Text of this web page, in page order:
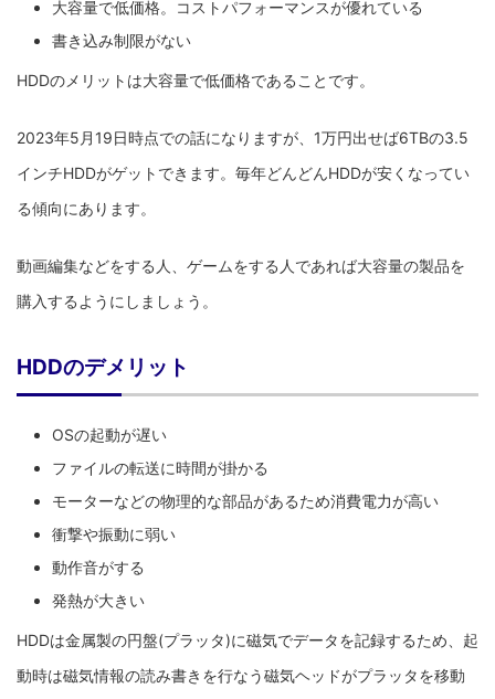
大容量で低価格。コストパフォーマンスが優れている
書き込み制限がない
HDDのメリットは大容量で低価格であることです。
2023年5月19日時点での話になりますが、1万円出せば6TBの3.5
インチHDDがゲットできます。毎年どんどんHDDが安くなってい
る傾向にあります。
動画編集などをする人、ゲームをする人であれば大容量の製品を
購入するようにしましょう。
HDDのデメリット
OSの起動が遅い
ファイルの転送に時間が掛かる
モーターなどの物理的な部品があるため消費電力が高い
衝撃や振動に弱い
動作音がする
発熱が大きい
HDDは金属製の円盤(プラッタ)に磁気でデータを記録するため、起
動時は磁気情報の読み書きを行なう磁気ヘッドがプラッタを移動